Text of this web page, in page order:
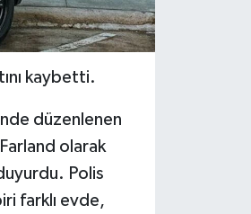
kaybetti.
düzenlenen
olarak
Polis
farklı evde,